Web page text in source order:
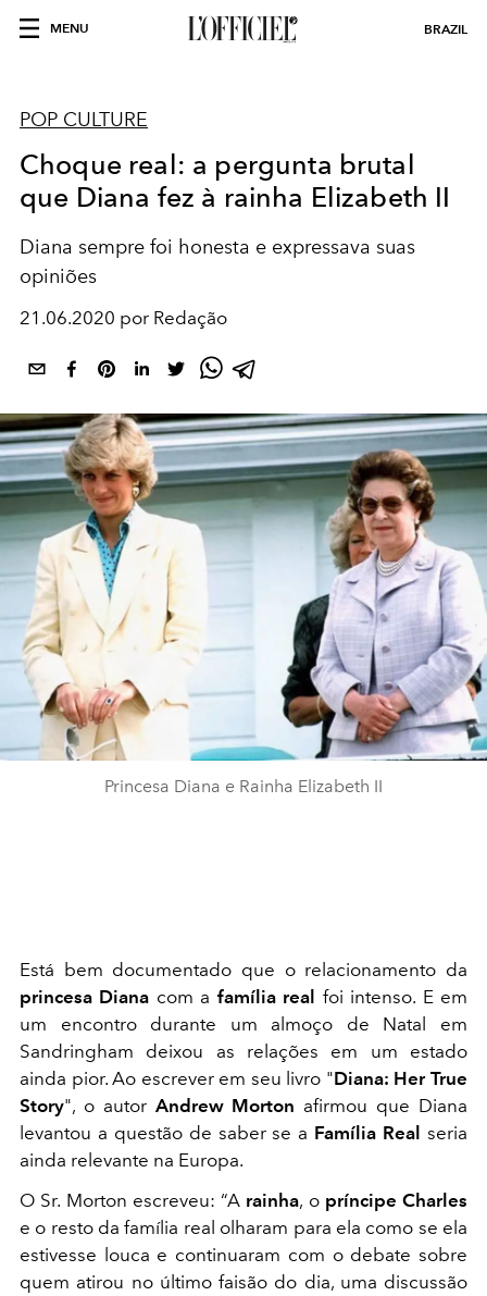
MENU BRAZIL
POP CULTURE
Choque real: a pergunta brutal
que Diana fez à rainha Elizabeth II
Diana sempre foi honesta e expressava suas
opiniões
21.06.2020 por Redação
Princesa Diana e Rainha Elizabeth II
Está bem documentado que o relacionamento da
princesa Diana com a família real foi intenso. E em
um encontro durante um almoço de Natal em
Sandringham deixou as relações em um estado
ainda pior. Ao escrever em seu livro "Diana: Her True
Story", o autor Andrew Morton afirmou que Diana
levantou a questão de saber se a Família Real seria
ainda relevante na Europa.
O Sr. Morton escreveu: “A rainha, o príncipe Charles
e o resto da família real olharam para ela como se ela
estivesse louca e continuaram com o debate sobre
quem atirou no último faisão do dia, uma discussão